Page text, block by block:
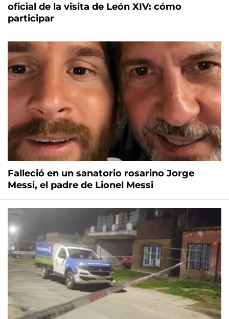
oficial de la visita de León XIV: cómo
participar
Falleció en un sanatorio rosarino Jorge
Messi, el padre de Lionel Messi